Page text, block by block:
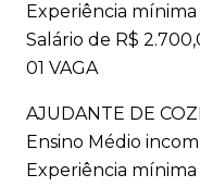
Experiência
Salário de R$
01 VAGA
AJUDANTE DE
Ensino Médio
Experiência